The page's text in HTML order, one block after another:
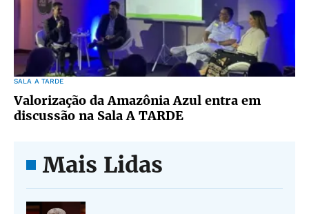
SALA A TARDE
Valorização da Amazônia Azul entra em
discussão na Sala A TARDE
Mais Lidas